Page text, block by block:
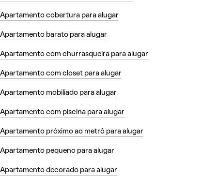
Apartamento cobertura para alugar
Apartamento barato para alugar
Apartamento com churrasqueira para alugar
Apartamento com closet para alugar
Apartamento mobiliado para alugar
Apartamento com piscina para alugar
Apartamento próximo ao metrô para alugar
Apartamento pequeno para alugar
Apartamento decorado para alugar